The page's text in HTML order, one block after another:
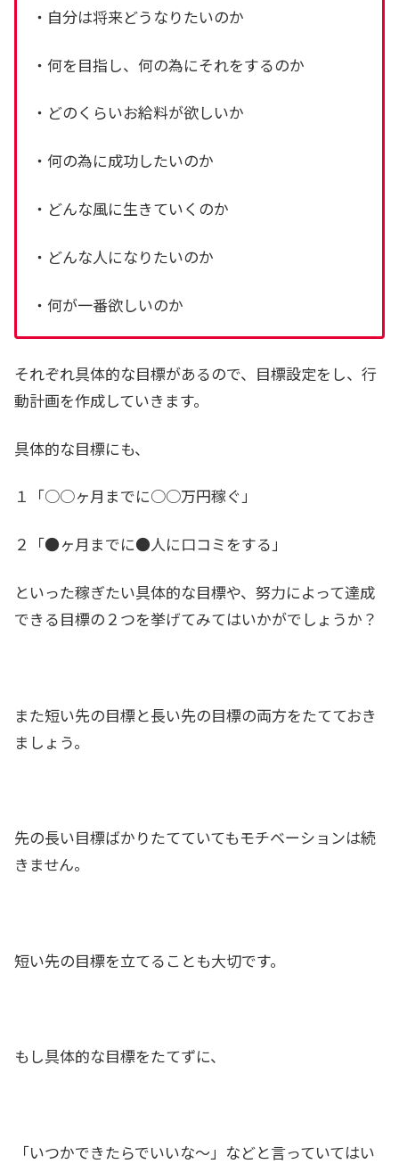
・自分は将来どうなりたいのか
・何を目指し、何の為にそれをするのか
・どのくらいお給料が欲しいか
・何の為に成功したいのか
・どんな風に生きていくのか
・どんな人になりたいのか
・何が一番欲しいのか
それぞれ具体的な目標があるので、目標設定をし、行
動計画を作成していきます。
具体的な目標にも、
１「○○ヶ月までに○○万円稼ぐ」
２「●ヶ月までに●人に口コミをする」
といった稼ぎたい具体的な目標や、努力によって達成
できる目標の２つを挙げてみてはいかがでしょうか？
また短い先の目標と長い先の目標の両方をたてておき
ましょう。
先の長い目標ばかりたてていてもモチベーションは続
きません。
短い先の目標を立てることも大切です。
もし具体的な目標をたてずに、
「いつかできたらでいいな～」などと言っていてはい